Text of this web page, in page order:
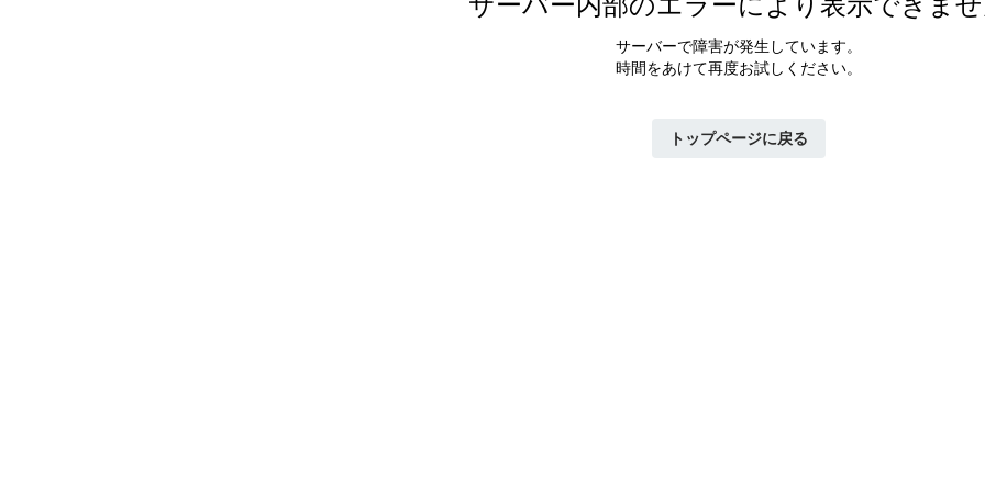
サーバーで障害が発生しています。
時間をあけて再度お試しください。
トップページに戻る